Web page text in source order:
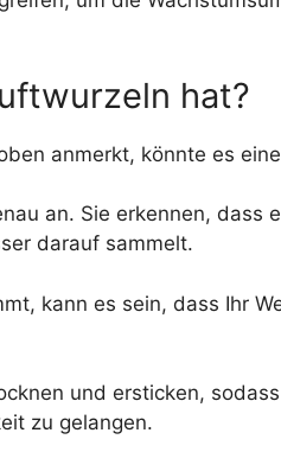
hat?
anmerkt, könnte es
an. Sie erkennen,
darauf sammelt.
kann es sein, dass Ihr
und ersticken,
zu gelangen.